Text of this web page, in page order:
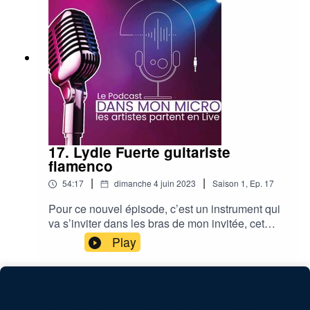
plus sur la manière de concevoir une
programmation pour une salle de
spectacle.https://www.auditoriumseynod.com/
17. Lydie Fuerte guitariste
flamenco
54:17 | dimanche 4 juin 2023 | Saison 1, Ep. 17
Pour ce nouvel épisode, c’est un instrument qui
va s’inviter dans les bras de mon invitée, cet
instrument c’est une guitare, mon invitée, elle se
prénomme Lydie Fuerte.Lydie Fuerte est
guitariste, mais pas seulement, elle est aussi un
Play